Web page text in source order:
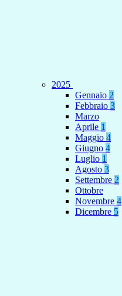
2025
Gennaio 2
Febbraio 3
Marzo
Aprile 1
Maggio 4
Giugno 4
Luglio 1
Agosto 3
Settembre 2
Ottobre
Novembre 4
Dicembre 5